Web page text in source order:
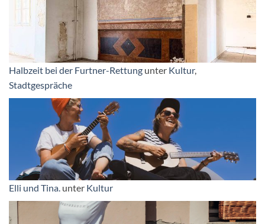
Halbzeit bei der Furtner-Rettung unter Kultur,
Stadtgespräche
Elli und Tina. unter Kultur